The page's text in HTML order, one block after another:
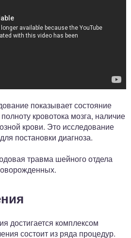
показывает состояние
кровотока мозга, наличие
крови. Это исследование
постановки диагноза.
травма шейного отдела
достигается комплексом
состоит из ряда процедур.